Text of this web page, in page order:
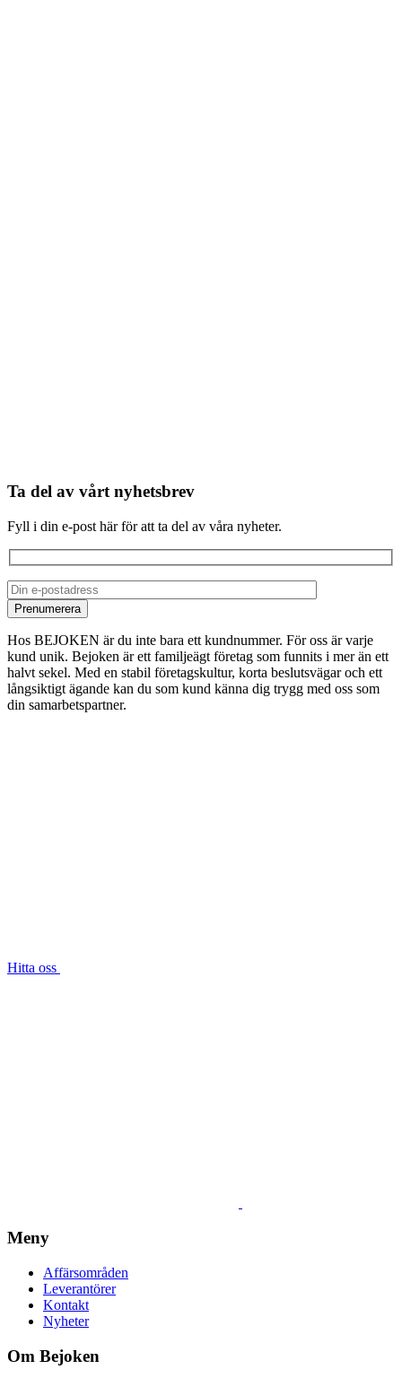
Ta del av vårt nyhetsbrev
Fyll i din e-post här för att ta del av våra nyheter.
Hos BEJOKEN är du inte bara ett kundnummer. För oss är varje
kund unik. Bejoken är ett familjeägt företag som funnits i mer än ett
halvt sekel. Med en stabil företagskultur, korta beslutsvägar och ett
långsiktigt ägande kan du som kund känna dig trygg med oss som
din samarbetspartner.
Hitta oss
Meny
Affärsområden
Leverantörer
Kontakt
Nyheter
Om Bejoken